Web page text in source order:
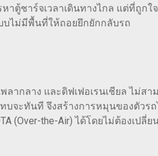
าตู้ชาร์จเวลาเดินทางไกล แต่ที่ถูก
บไม่มีพื้นที่ให้ถอยยึกยักกลับรถ
ากลาง และดิฟเฟอเรนเชียล ไม่ส
บจะทันที จึงสร้างการหมุนของตัวร
(Over-the-Air) ได้โดยไม่ต้องเป